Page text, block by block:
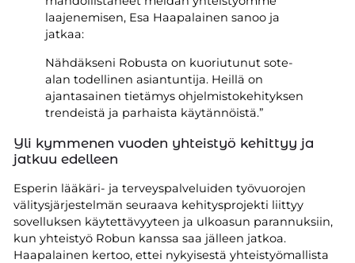
laajenemisen, Esa Haapalainen sanoo ja
jatkaa:
Nähdäkseni Robusta on kuoriutunut sote-
alan todellinen asiantuntija. Heillä on
ajantasainen tietämys ohjelmistokehityksen
trendeistä ja parhaista käytännöistä.”
Yli kymmenen vuoden yhteistyö kehittyy ja
jatkuu edelleen
Esperin lääkäri- ja terveyspalveluiden työvuorojen
välitysjärjestelmän seuraava kehitysprojekti liittyy
sovelluksen käytettävyyteen ja ulkoasun parannuksiin,
kun yhteistyö Robun kanssa saa jälleen jatkoa.
Haapalainen kertoo, ettei nykyisestä yhteistyömallista